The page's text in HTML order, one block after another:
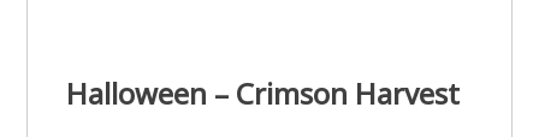
Halloween – Crimson Harvest